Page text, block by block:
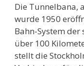
Die Tunnelbana,
wurde 1950
Bahn-System
über 100
stellt die